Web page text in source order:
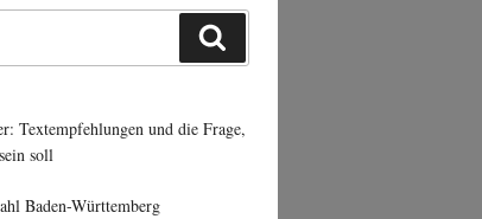
Textempfehlungen und die Frage,
soll
Baden-Württemberg